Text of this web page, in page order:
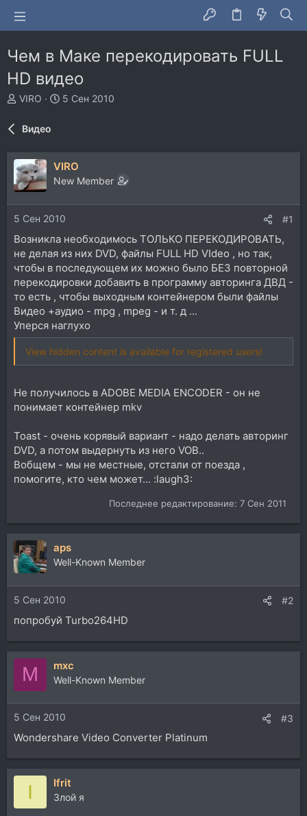
Чем в Маке перекодировать FULL
HD видео
А
т
р
т
е
м
VIRO
Д
н
а
а
5 Сен 2010
Видео
VIRO
New Member
5 Сен 2010 #1
Возникла необходимось ТОЛЬКО ПЕРЕКОДИРОВАТЬ,
не делая из них DVD, файлы FULL HD VIdeo , но так,
чтобы в последующем их можно было БЕЗ повторной
перекодировки добавить в программу авторинга ДВД -
то есть , чтобы выходным контейнером были файлы
Видео +аудио - mpg , mpeg - и т. д ...
Уперся наглухо
View hidden content is available for registered users!
Не получилось в ADOBE MEDIA ENCODER - он не
понимает контейнер mkv
Toast - очень корявый вариант - надо делать авторинг
DVD, а потом выдернуть из него VOB..
Вобщем - мы не местные, отстали от поезда ,
помогите, кто чем может... :laugh3:
Последнее редактирование: 7 Сен 2011
aps
Well-Known Member
5 Сен 2010 #2
попробуй Turbo264HD
M mxc
Well-Known Member
5 Сен 2010 #3
Wondershare Video Converter Platinum
I Ifrit
Злой я